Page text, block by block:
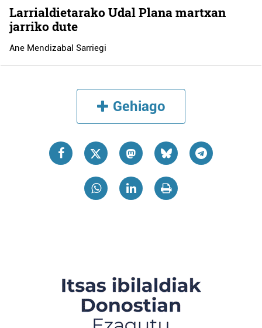
Larrialdietarako Udal Plana martxan
jarriko dute
Ane Mendizabal Sarriegi
Gehiago